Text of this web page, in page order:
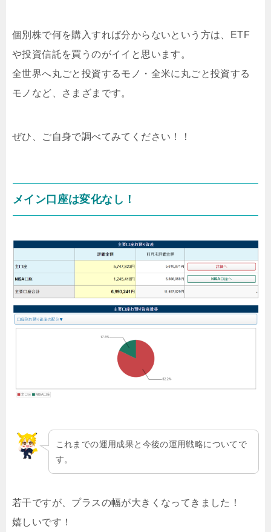
個別株で何を購入すれば分からないという方は、ETF
や投資信託を買うのがイイと思います。
全世界へ丸ごと投資するモノ・全米に丸ごと投資する
モノなど、さまざまです。
ぜひ、ご自身で調べてみてください！！
メイン口座は変化なし！
これまでの運用成果と今後の運用戦略についてで
す。
若干ですが、プラスの幅が大きくなってきました！
嬉しいです！